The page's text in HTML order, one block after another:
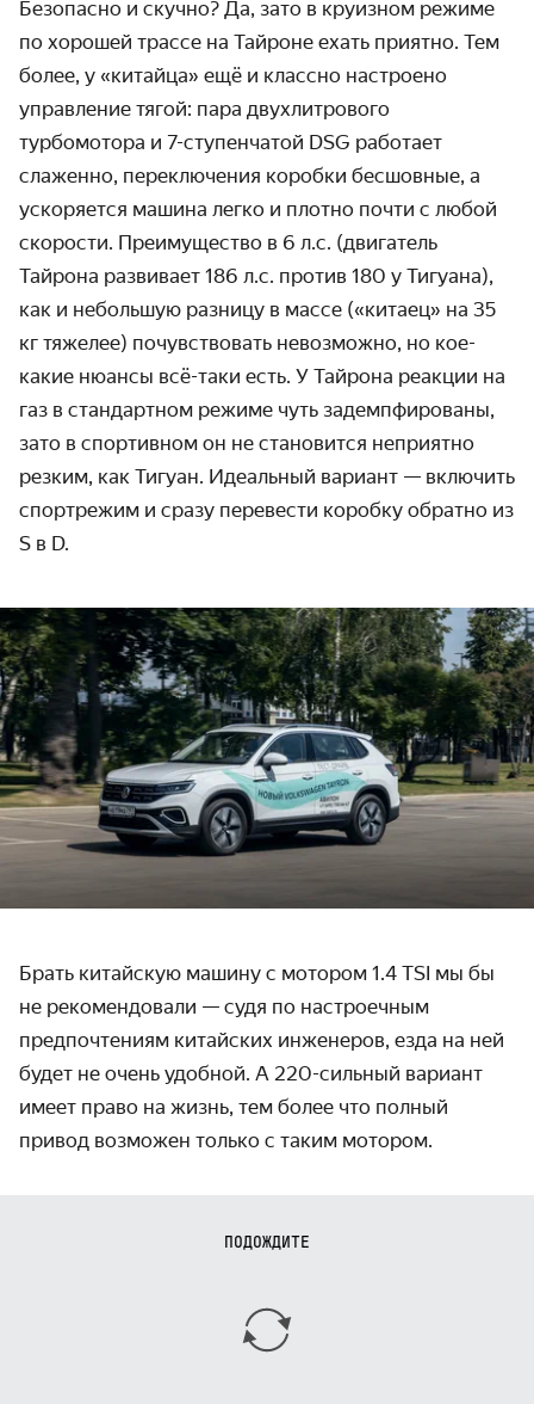
Безопасно и скучно? Да, зато в круизном режиме
по хорошей трассе на Тайроне ехать приятно. Тем
более, у «китайца» ещё и классно настроено
управление тягой: пара двухлитрового
турбомотора и 7-ступенчатой DSG работает
слаженно, переключения коробки бесшовные, а
ускоряется машина легко и плотно почти с любой
скорости. Преимущество в 6 л.с. (двигатель
Тайрона развивает 186 л.с. против 180 у Тигуана),
как и небольшую разницу в массе («китаец» на 35
кг тяжелее) почувствовать невозможно, но кое-
какие нюансы всё-таки есть. У Тайрона реакции на
газ в стандартном режиме чуть задемпфированы,
зато в спортивном он не становится неприятно
резким, как Тигуан. Идеальный вариант — включить
спортрежим и сразу перевести коробку обратно из
S в D.
Брать китайскую машину с мотором 1.4 TSI мы бы
не рекомендовали — судя по настроечным
предпочтениям китайских инженеров, езда на ней
будет не очень удобной. А 220-сильный вариант
имеет право на жизнь, тем более что полный
привод возможен только с таким мотором.
ПОДОЖДИТЕ